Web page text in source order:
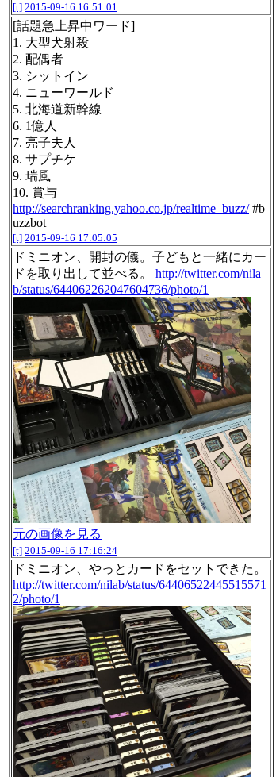
[t] 2015-09-16 16:51:01
[話題急上昇中ワード]
1. 大型犬射殺
2. 配偶者
3. シットイン
4. ニューワールド
5. 北海道新幹線
6. 1億人
7. 亮子夫人
8. サプチケ
9. 瑞風
10. 賞与
http://searchranking.yahoo.co.jp/realtime_buzz/#b
uzzbot
[t] 2015-09-16 17:05:05
ドミニオン、開封の儀。子どもと一緒にカー
ドを取り出して並べる。 http://twitter.com/nila
b/status/644062262047604736/photo/1
元の画像を見る
[t] 2015-09-16 17:16:24
ドミニオン、やっとカードをセットできた。
http://twitter.com/nilab/status/64406522445515571
2/photo/1